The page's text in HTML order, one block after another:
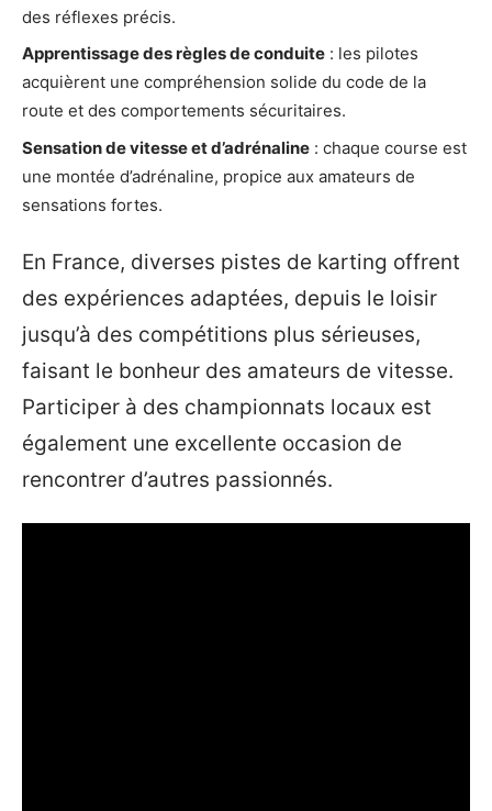
des réflexes précis.
Apprentissage des règles de conduite : les pilotes
acquièrent une compréhension solide du code de la
route et des comportements sécuritaires.
Sensation de vitesse et d’adrénaline : chaque course est
une montée d’adrénaline, propice aux amateurs de
sensations fortes.
En France, diverses pistes de karting offrent
des expériences adaptées, depuis le loisir
jusqu’à des compétitions plus sérieuses,
faisant le bonheur des amateurs de vitesse.
Participer à des championnats locaux est
également une excellente occasion de
rencontrer d’autres passionnés.